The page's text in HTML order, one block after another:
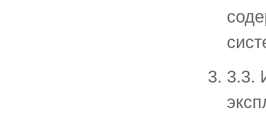
3.3.